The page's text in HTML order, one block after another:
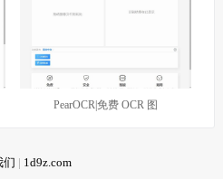
PearOCR|免费 OCR 图
们 | 1d9z.com